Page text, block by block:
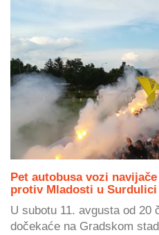
Pet autobusa vozi
protiv Mladosti u Surdulici
U subotu 11. avgusta od 20
dočekaće na Gradskom